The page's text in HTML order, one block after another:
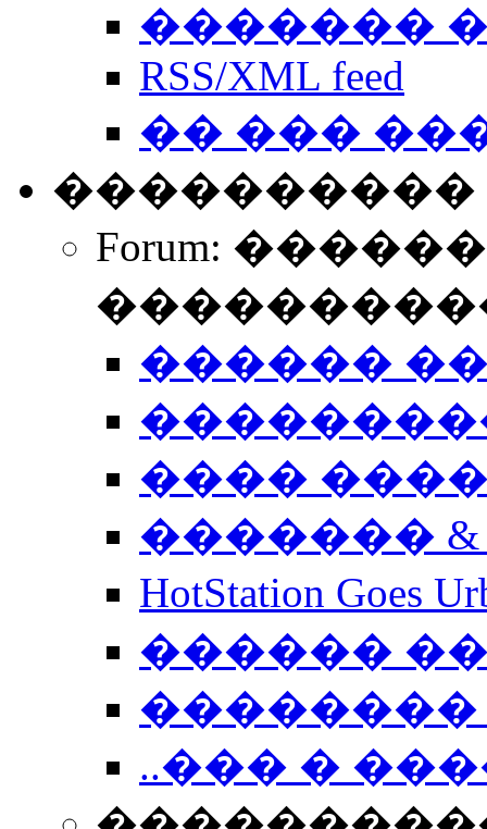
�������
RSS/XML feed
�� ���
����������
Forum:
������
����
�������
HotStation
������
��������
..��� �